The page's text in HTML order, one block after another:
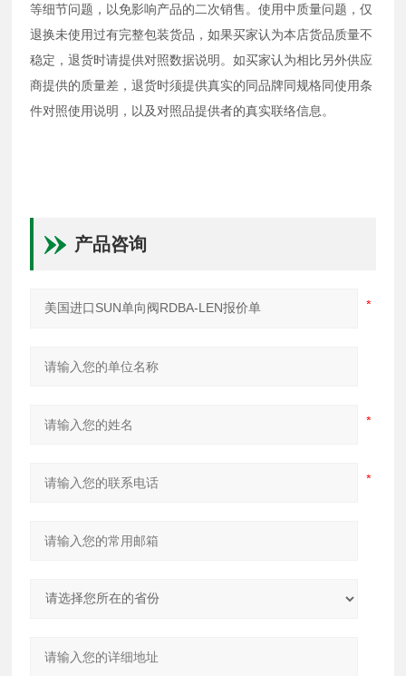
等细节问题，以免影响产品的二次销售。使用中质量问题，仅
退换未使用过有完整包装货品，如果买家认为本店货品质量不
稳定，退货时请提供对照数据说明。如买家认为相比另外供应
商提供的质量差，退货时须提供真实的同品牌同规格同使用条
件对照使用说明，以及对照品提供者的真实联络信息。
产品咨询